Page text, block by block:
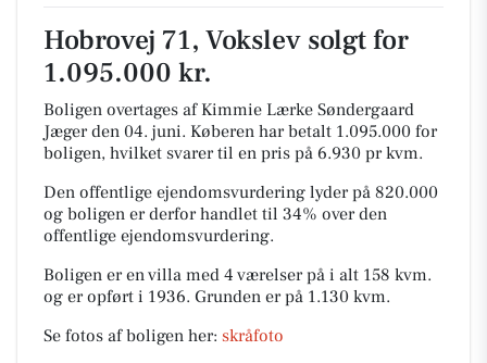
Hobrovej 71, Vokslev solgt for
1.095.000 kr.
Boligen overtages af Kimmie Lærke Søndergaard
Jæger den 04. juni. Køberen har betalt 1.095.000 for
boligen, hvilket svarer til en pris på 6.930 pr kvm.
Den offentlige ejendomsvurdering lyder på 820.000
og boligen er derfor handlet til 34% over den
offentlige ejendomsvurdering.
Boligen er en villa med 4 værelser på i alt 158 kvm.
og er opført i 1936. Grunden er på 1.130 kvm.
Se fotos af boligen her: skråfoto